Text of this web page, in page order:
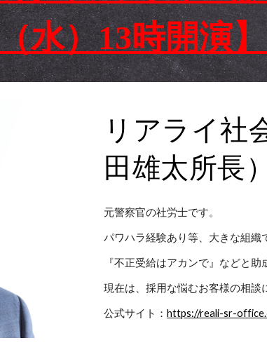
水）13時開演
リアライ社
田雄太所長）
元警察官の社労士です。
パワハラ経験あり等、大きな組織
『不正受給はアカンで』などと助
現在は、採用な悩むお客様の相談
公式サイト：https://reali-sr-